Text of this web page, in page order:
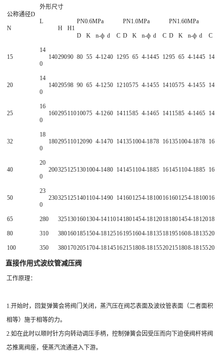
公称通径D
N
外形尺寸
L
H
H1
PN0.6MPa PN1.0MPa PN1.60MPa
D K n-ф d C D K n-ф d C D K n-ф d C
15
14
0
14029090 80 55 4-1240 1295 65 4-1445 1295 65 4-1445 14
20
14
0
14029598 90 65 4-1250 1210575 4-1455 1410575 4-1455 14
25
16
0
16029511010075 4-1260 1411585 4-1465 1411585 4-1465 14
32
18
0
18029511012090 4-1470 141351004-1878 161351004-1878 16
40
20
0
2003251251301004-1480 141451104-1885 161451104-1885 16
50
23
0
2303251251401104-1490 141601254-18100161601254-1810016
65 280 3251301601304-14110141801454-18120181801454-1812018
80 310 3801601851504-18125161951604-18135181951608-1813520
100 350 3801702051704-18145162151808-18155202151808-1815520
直接作用式波纹管减压阀
工作原理：
1.开始时，回复弹簧会将阀门关闭，蒸汽压在阀芯表面及波纹管表面（二者面积
相等）施于相等的力。
2.如在此时以顺时针方向转动调压手柄，控制弹簧会因受压而向下迫使阀杆将阀
芯推离阀座，使蒸汽流通进入下游。